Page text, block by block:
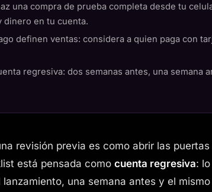
una compra de prueba completa desde tu
dinero en tu cuenta.
definen ventas: considera a quien paga con
regresiva: dos semanas antes, una semana
revisión previa es como abrir las
está pensada como cuenta regresiva:
una semana antes y el